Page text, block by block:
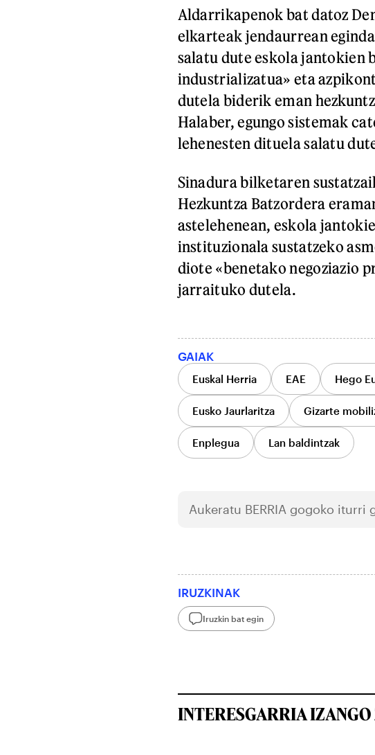
Aldarrikapenok bat datoz
elkarteak jendaurrean
salatu dute eskola jantokien
industrializatua» eta
dutela biderik eman
Halaber, egungo sistemak
lehenesten dituela salatu
Sinadura bilketaren
Hezkuntza Batzordera
astelehenean, eskola
instituzionala sustatzeko
diote «benetako negoziazio
jarraituko dutela.
GAIAK
Euskal Herria EAE Hego
Eusko Jaurlaritza Gizarte
Enplegua Lan baldintzak
Aukeratu BERRIA gogoko iturri
IRUZKINAK
Iruzkin bat egin
INTERESGARRIA